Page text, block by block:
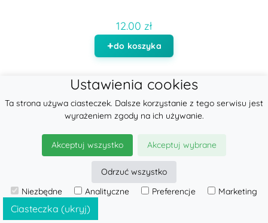
12.00 zł
do koszyka
Ciasteczka (ukryj)
Ustawienia cookies
Ta strona używa ciasteczek. Dalsze korzystanie z tego serwisu jest
wyrażeniem zgody na ich używanie.
Akceptuj wszystko Akceptuj wybrane
Odrzuć wszystko
Niezbędne
Analityczne Preferencje Marketing